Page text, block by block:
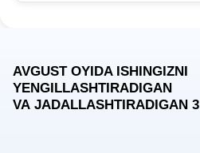
AVGUST OYIDA ISHINGIZNI
YENGILLASHTIRADIGAN
VA JADALLASHTIRADIGAN 3